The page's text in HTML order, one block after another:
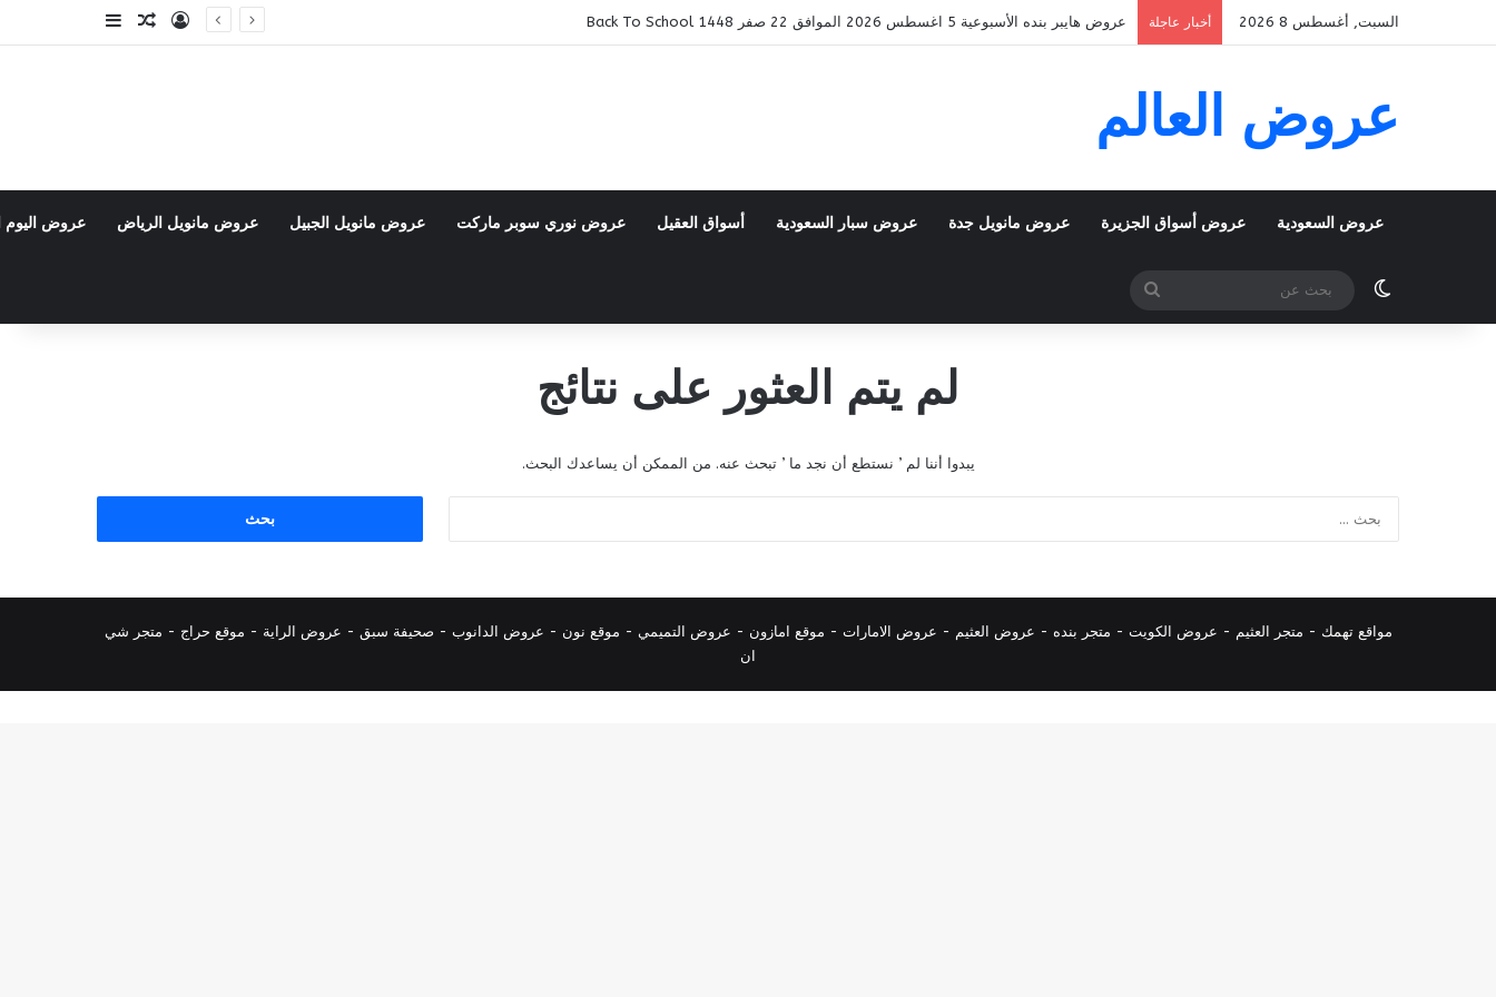
السبت, أغسطس 8 2026 أخبار عاجلة عروض هايبر بنده الأسبوعية 5 اغسطس 2026 الموافق 22 صفر 1448 Back To School تسجيل الدخول
مقال عشوائي
إضافة عمود
عروض العالم
عروض السعودية عروض أسواق الجزيرة عروض مانويل جدة عروض سبار السعودية أسواق العقيل عروض نوري سوبر ماركت عروض مانويل الجبيل عروض مانويل الرياض عروض اليوم
الوضع المظلم
بحث
عن
لم يتم العثور على نتائج
يبدوا أننا لم ’ نستطع أن نجد ما ’ تبحث عنه. من الممكن أن يساعدك البحث.
مواقع تهمك - متجر العثيم - عروض الكويت - متجر بنده - عروض العثيم - عروض الامارات - موقع امازون - عروض التميمي - موقع نون - عروض الدانوب - صحيفة سبق - عروض الراية - موقع حراج - متجر شي
ان